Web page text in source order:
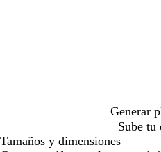
d
Generar
Sube tu
Tamaños y dimensiones